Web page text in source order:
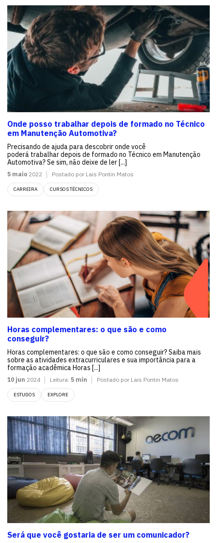
Onde posso trabalhar depois de formado no Técnico
em Manutenção Automotiva?
Precisando de ajuda para descobrir onde você
poderá trabalhar depois de formado no Técnico em Manutenção
Automotiva? Se sim, não deixe de ler [...]
5 maio 2022 Postado por Lais Pontin Matos
CARREIRA CURSOS TÉCNICOS
Horas complementares: o que são e como
conseguir?
Horas complementares: o que são e como conseguir? Saiba mais
sobre as atividades extracurriculares e sua importância para a
formação acadêmica Horas [...]
10 jun 2024 Leitura: 5 min Postado por Lais Pontin Matos
ESTUDOS EXPLORE
Será que você gostaria de ser um comunicador?